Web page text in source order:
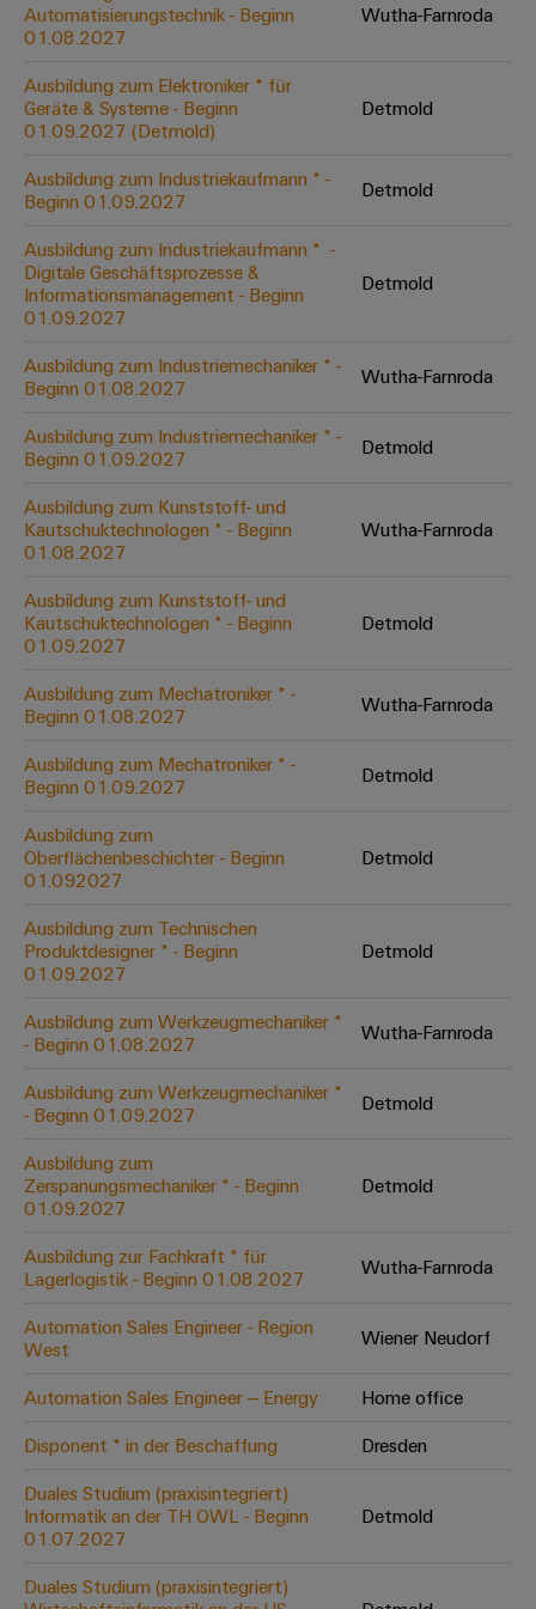
Verbindungslösungen
für
Konventionelle
Energieerzeugung
Zukunftssicherheit
für
bewährte
Maschinenbau
Lösungen
für
verschiedene
Segmente
der
und
Fabrikautomation
Öl
&
Sicherer
Betrieb
mit
Lösungen
für
Prozessindustrie
Mehr
Ressourceneffizienz
durch
Schaltschrankbau
Lösungen
die
Herausforderungen
Schaltschrankbau
Moderne
und
digitale
für
klimafreundliche
im
Schiffbau
Verbindungslösungen
die
maritime
Industrie
Wasseraufbereitung
Systeme
Lösungen
Dezentrale
Automatisierung
Lösungen
IIoT
&
Automation
Software
Industrial
Industrial
Automation
Industrial
IoT
Industrial
Security
Industrial
Service
Platform
easyConnect
Regler
Gerätehersteller
Leiterplattensteckverbinder
&
PCB
Services
Equipment
(OEM)
Elektronikgehäuse
Blitz-
und
Überspannungsschutz
PV
Feldbusverteiler
Automatisierung
&
Software
I/O-
Systeme
Industrial
Ethernet
Touch-
Panels
Engineering-
Visualisierungstools
Energiemessung
und
Smart
Metering
Weidmüller
AI
Access
&
Services
Industrial
Platform
easyConnect
Werkstatt
&
Technischer
Support
Umweltbezogene
Produktkonformität
Engineering
Daten
Technische
Produktkataloge
Reparatur
und
Ersatzteile
Trainings
Webinare
PSIRT
Digitale
Bestellmöglichkeiten
eShop
OCI-
EDI-
Schnittstelle
ALLE
SERVICES
Pressekontakt
Unsere
IIoT
and
Partner
Netzwerk
IIoT
Automation
Solution
finden
Solution
Partner
-
Systemintegratoren
Messen
&
Globale
Messen
&
Events
Offene
Ausbildungs-
und
Studienplätze
Aktuelle
Termine
Workshops
für
Schulklassen
Stellenbörse
Entwicklung
Karriere auf
neues
Distribution
Automatisierungstechnik - Beginn
01.08.2027
Wutha-Farnroda
Ausbildung zum Elektroniker * für
Geräte & Systeme - Beginn
01.09.2027 (Detmold)
Detmold
Ausbildung zum Industriekaufmann * -
Beginn 01.09.2027
Detmold
Ausbildung zum Industriekaufmann * ​ -
Digitale Geschäftsprozesse &
Informationsmanagement - Beginn
01.09.2027
Detmold
Ausbildung zum Industriemechaniker * -
Beginn 01.08.2027
Wutha-Farnroda
Ausbildung zum Industriemechaniker * -
Beginn 01.09.2027
Detmold
Ausbildung zum Kunststoff- und
Kautschuktechnologen * - Beginn
01.08.2027
Wutha-Farnroda
Ausbildung zum Kunststoff- und
Kautschuktechnologen * - Beginn
01.09.2027
Detmold
Ausbildung zum Mechatroniker * -
Beginn 01.08.2027
Wutha-Farnroda
Ausbildung zum Mechatroniker * -
Beginn 01.09.2027
Detmold
Ausbildung zum
Oberflächenbeschichter - Beginn
01.092027
Detmold
Ausbildung zum Technischen
Produktdesigner * - Beginn
01.09.2027
Detmold
Ausbildung zum Werkzeugmechaniker *
- Beginn 01.08.2027
Wutha-Farnroda
Ausbildung zum Werkzeugmechaniker *
- Beginn 01.09.2027
Detmold
Ausbildung zum
Zerspanungsmechaniker * - Beginn
01.09.2027
Detmold
Ausbildung zur Fachkraft * für
Lagerlogistik - Beginn 01.08.2027
Wutha-Farnroda
Automation Sales Engineer - Region
West
Wiener Neudorf
Automation Sales Engineer – Energy
Home office
Disponent * in der Beschaffung
Dresden
Duales Studium (praxisintegriert)
Informatik an der TH OWL - Beginn
01.07.2027
Detmold
Duales Studium (praxisintegriert)